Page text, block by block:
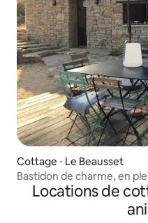
Cottage ⋅ Le Beausset
Bastidon de charme, en
Locations de